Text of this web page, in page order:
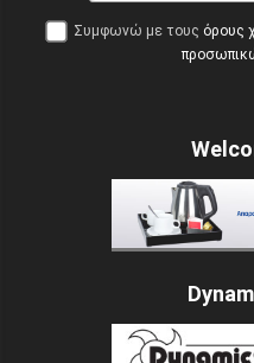
Συμφωνώ με τους όρους